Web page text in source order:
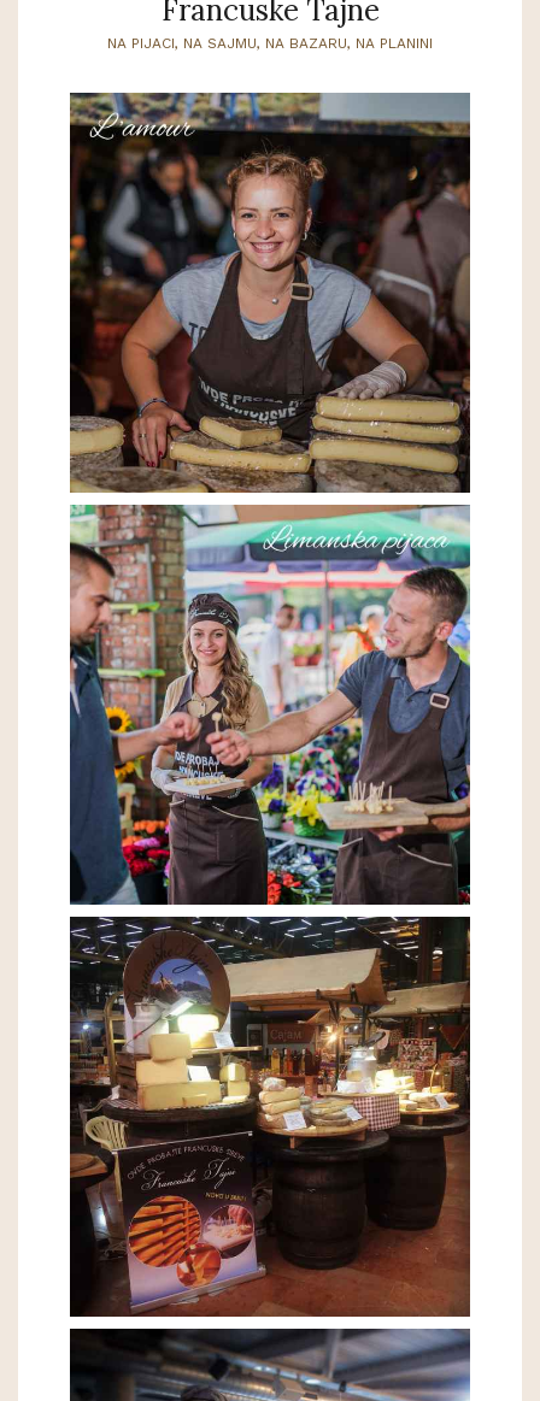
Francuske Tajne
NA PIJACI, NA SAJMU, NA BAZARU, NA PLANINI